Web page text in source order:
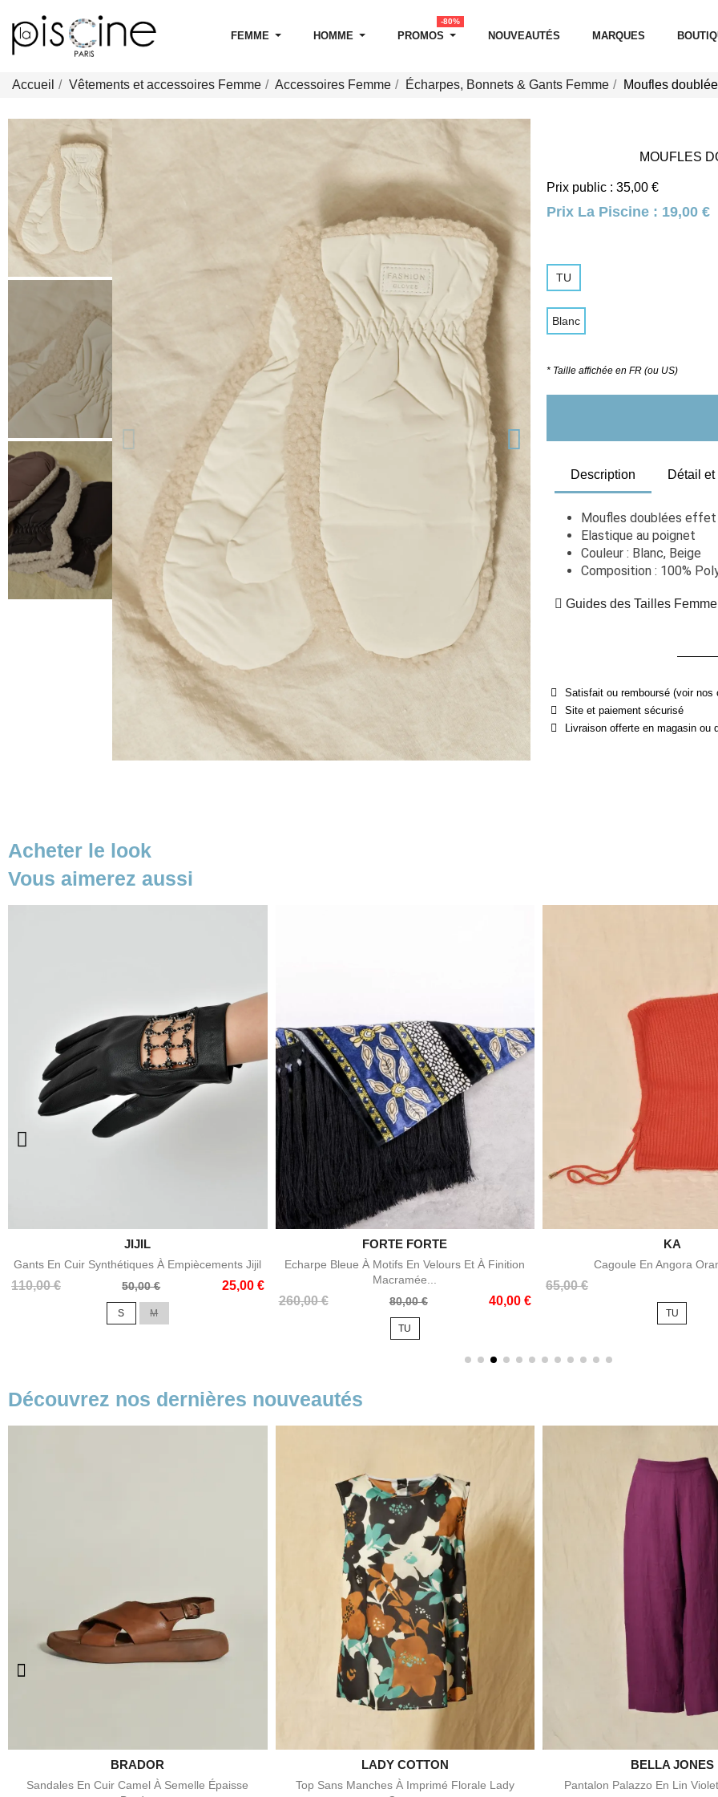
FEMME HOMME PROMOS
-80%
NOUVEAUTÉS MARQUES
Accueil Vêtements et accessoires Femme Accessoires Femme Écharpes, Bonnets & Gants Femme Moufles
MOUFLES
Prix public : 35,00 €
Prix La Piscine : 19,00 €
TU
Blanc
* Taille affichée en FR (ou US)
Description Détail
Moufles doublées effet
Elastique au poignet
Couleur : Blanc, Beige
Composition : 100%
Guides des Tailles Femme
Satisfait ou remboursé (voir nos
Site et paiement sécurisé
Livraison offerte en magasin ou
Acheter le look
Vous aimerez aussi
Aperçu rapide
JIJIL
Gants En Cuir Synthétiques À Empiècements Jijil
110,00 €
Prix
50,00 € 25,00 €
Prix
S M
Aperçu rapide
FORTE FORTE
Echarpe Bleue À Motifs En Velours Et À Finition
Macramée...
260,00 €
Prix
80,00 € 40,00 €
Prix
TU
Aperçu rapide
KA
Cagoule En Angora
65,00 €
Prix
TU
Découvrez nos dernières nouveautés
Aperçu rapide
BRADOR
Sandales En Cuir Camel À Semelle Épaisse
Aperçu rapide
LADY COTTON
Top Sans Manches À Imprimé Florale Lady
Aperçu rapide
BELLA JONES
Pantalon Palazzo En Lin